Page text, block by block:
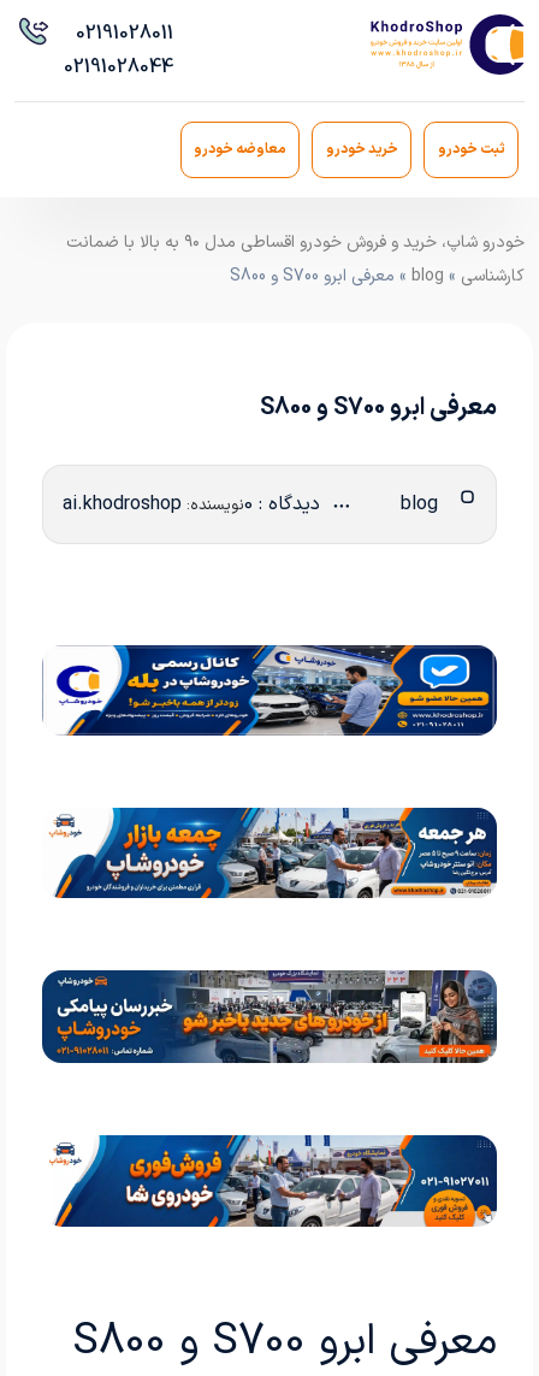
02191028011
02191028044
ثبت خودرو خرید خودرو معاوضه خودرو
خودرو شاپ، خرید و فروش خودرو اقساطی مدل ۹۰ به بالا با ضمانت
کارشناسی »
blog » معرفی ابرو S700 و S800
معرفی ابرو S700 و S800
دیدگاه : 0 نویسنده:ai.khodroshop
معرفی ابرو S700 و S800